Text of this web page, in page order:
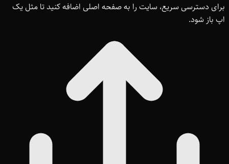
برای دسترسی سریع، سایت را به صفحه اصلی اضافه کنید تا مثل یک
اپ باز شود.